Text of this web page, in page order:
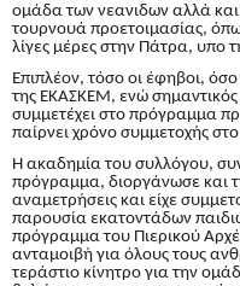
ομάδα των νεανιδων αλλά
τουρνουά προετοιμασίας,
λίγες μέρες στην Πάτρα, υπο
Επιπλέον, τόσο οι έφηβοι,
της ΕΚΑΣΚΕΜ, ενώ
συμμετέχει στο πρόγραμμα
παίρνει χρόνο συμμετοχής
Η ακαδημία του συλλόγου,
πρόγραμμα, διοργάνωσε και
αναμετρήσεις και είχε
παρουσία εκατοντάδων
πρόγραμμα του Πιερικού
ανταμοιβή για όλους τους
τεράστιο κίνητρο για την